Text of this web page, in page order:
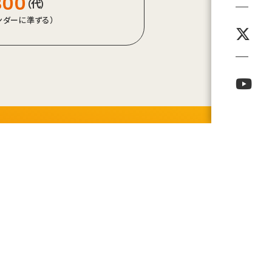
（代）
ーに準ずる）